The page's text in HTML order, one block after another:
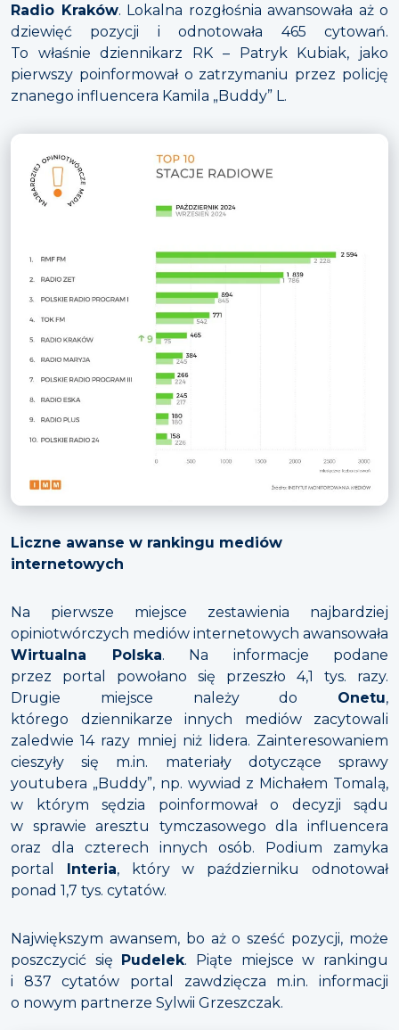
Radio Kraków. Lokalna rozgłośnia awansowała aż o
dziewięć pozycji i odnotowała 465 cytowań.
To właśnie dziennikarz RK – Patryk Kubiak, jako
pierwszy poinformował o zatrzymaniu przez policję
znanego influencera Kamila „Buddy” L.
Liczne awanse w rankingu mediów
internetowych
Na pierwsze miejsce zestawienia najbardziej
opiniotwórczych mediów internetowych awansowała
Wirtualna Polska. Na informacje podane
przez portal powołano się przeszło 4,1 tys. razy.
Drugie miejsce należy do Onetu,
którego dziennikarze innych mediów zacytowali
zaledwie 14 razy mniej niż lidera. Zainteresowaniem
cieszyły się m.in. materiały dotyczące sprawy
youtubera „Buddy”, np. wywiad z Michałem Tomalą,
w którym sędzia poinformował o decyzji sądu
w sprawie aresztu tymczasowego dla influencera
oraz dla czterech innych osób. Podium zamyka
portal
Interia, który w październiku odnotował
ponad 1,7 tys. cytatów.
Największym awansem, bo aż o sześć pozycji, może
poszczycić się
Pudelek. Piąte miejsce w rankingu
i 837 cytatów portal zawdzięcza m.in. informacji
o nowym partnerze Sylwii Grzeszczak.